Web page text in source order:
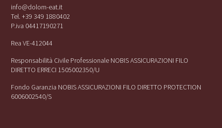
info@dolom-eat.it
Tel. +39 349 1880402
P.iva 04417190271
Rea VE-412044
Responsabilità Civile Professionale NOBIS ASSICURAZIONI FILO
DIRETTO ERRECI 1505002350/U
Fondo Garanzia NOBIS ASSICURAZIONI FILO DIRETTO PROTECTION
6006002540/S